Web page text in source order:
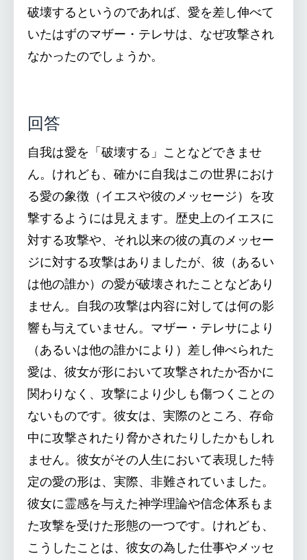
破壊するというのであれば、愛を差し伸べて
いたはずのマザー・テレサは、なぜ攻撃され
なかったのでしょうか。
回答
自我は愛を「破壊する」ことなどできませ
ん。けれども、確かに自我はこの世界におけ
る愛の象徴（イエスや彼のメッセージ）を攻
撃するようには見えます。歴史上のイエスに
対する攻撃や、それ以来の彼の真のメッセー
ジに対する攻撃はありましたが、彼（あるい
は他の誰か）の愛が破壊されたことなどあり
ません。自我の攻撃は内容に対しては何の影
響も与えていません。マザー・テレサにより
（あるいは他の誰かにより）差し伸べられた
愛は、彼女が形において攻撃されたか否かに
関わりなく、攻撃により少しも傷つくことの
ないものです。彼女は、実際のところ、存命
中に攻撃されたり脅かされたりしたかもしれ
ません。彼女がその人生において表現した特
定の愛の形は、実際、非難されていました。
彼女に霊感を与えた神学理論や信念体系もま
た攻撃を受けた形態の一つです。けれども、
こうしたことは、彼女の為した仕事やメッセ